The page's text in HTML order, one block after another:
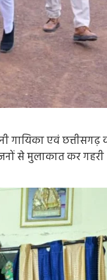
गायिका एवं छत्तीसगढ़
से मुलाकात कर गहरी